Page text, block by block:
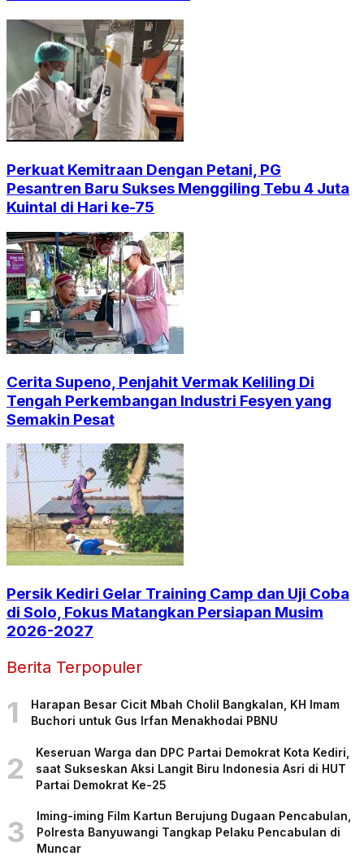
Perkuat Kemitraan Dengan Petani, PG
Pesantren Baru Sukses Menggiling Tebu 4 Juta
Kuintal di Hari ke-75
Cerita Supeno, Penjahit Vermak Keliling Di
Tengah Perkembangan Industri Fesyen yang
Semakin Pesat
Persik Kediri Gelar Training Camp dan Uji Coba
di Solo, Fokus Matangkan Persiapan Musim
2026-2027
Berita Terpopuler
1
Harapan Besar Cicit Mbah Cholil Bangkalan, KH Imam
Buchori untuk Gus Irfan Menakhodai PBNU
2
Keseruan Warga dan DPC Partai Demokrat Kota Kediri,
saat Sukseskan Aksi Langit Biru Indonesia Asri di HUT
Partai Demokrat Ke-25
3
Iming-iming Film Kartun Berujung Dugaan Pencabulan,
Polresta Banyuwangi Tangkap Pelaku Pencabulan di
Muncar